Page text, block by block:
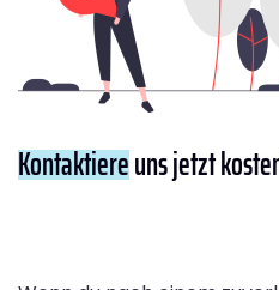
Kontaktiereuns jetzt